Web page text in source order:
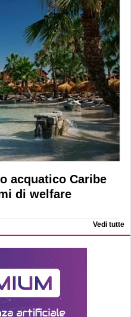
acquatico Caribe
di welfare
Vedi tutte